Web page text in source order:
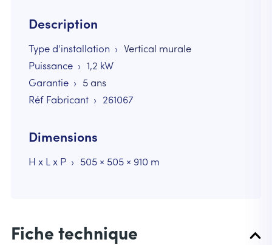
Description
Type d'installation
Vertical murale
Puissance
1,2 kW
Garantie
5 ans
Réf Fabricant
261067
Dimensions
H x L x P 505 × 505 × 910 m
Fiche technique